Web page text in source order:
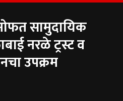
सामुदायिक
नरळे ट्रस्ट व
उपक्रम